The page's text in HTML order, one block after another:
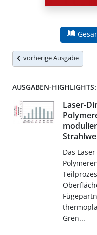
vorherige Ausgabe
AUSGABEN-HIGHLIGHTS:
Laser-
Das
Gren...